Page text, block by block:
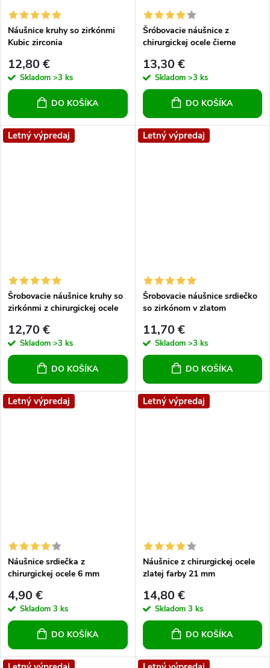
Náušnice kruhy so zirkónmi
Kubic zirconia
12,80 €
Skladom >3 ks
DO KOŠÍKA
Šróbovacie náušnice z
chirurgickej ocele čierne
13,30 €
Skladom >3 ks
DO KOŠÍKA
Letný výpredaj
Šrobovacie náušnice kruhy so
zirkónmi z chirurgickej ocele
12,70 €
Skladom >3 ks
DO KOŠÍKA
Letný výpredaj
Šrobovacie náušnice srdiečko
so zirkónom v zlatom
11,70 €
Skladom >3 ks
DO KOŠÍKA
Letný výpredaj
Náušnice srdiečka z
chirurgickej ocele 6 mm
4,90 €
Skladom 3 ks
DO KOŠÍKA
Letný výpredaj
Náušnice z chirurgickej ocele
zlatej farby 21 mm
14,80 €
Skladom 3 ks
DO KOŠÍKA